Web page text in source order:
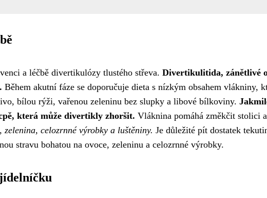
a léčbě divertikulózy tlustého střeva. Divertikulitida, zánětlivé
Během akutní fáze se doporučuje dieta s nízkým obsahem
bílou rýži, vařenou zeleninu bez slupky a libové bílkoviny.
která může divertikly zhoršit. Vláknina pomáhá změkčit stolici
celozrnné výrobky a luštěniny. Je důležité pít dostatek
stravu bohatou na ovoce, zeleninu a celozrnné výrobky.